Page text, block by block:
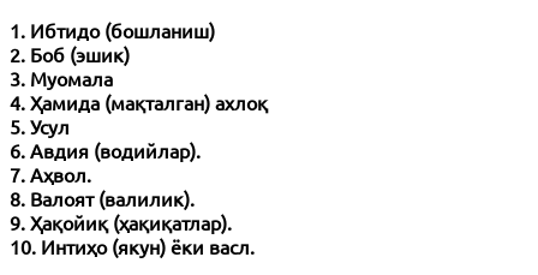
1. Ибтидо (бошланиш)
2. Боб (эшик)
3. Муомала
4. Ҳамида (мақталган) ахлоқ
5. Усул
6. Авдия (водийлар).
7. Аҳвол.
8. Валоят (валилик).
9. Ҳақойиқ (ҳақиқатлар).
10. Интиҳо (якун) ёки васл.